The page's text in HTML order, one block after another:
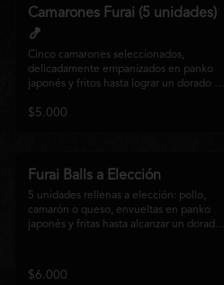
Camarones Furai (5 unidades)
🍤
Cinco camarones seleccionados,
delicadamente empanizados en panko
japonés y fritos hasta lograr un dorado
por dentro, acompañados de nuestra
nikkei.
$5.000
Furai Balls a Elección
5 unidades rellenas a elección: pollo,
camarón o queso, envueltas en panko
japonés y fritas hasta alcanzar un dorado
$6.000